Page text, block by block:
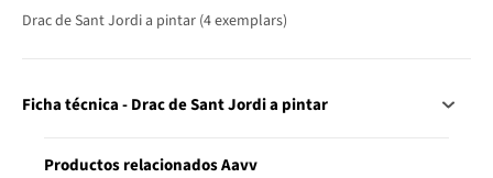
Drac de Sant Jordi a pintar (4 exemplars)
Ficha técnica - Drac de Sant Jordi a pintar
Productos relacionados Aavv